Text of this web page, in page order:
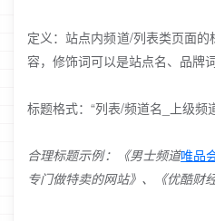
定义：站点内频道/列表类页面
容，修饰词可以是站点名、品牌
标题格式：“列表/频道名_上级频
合理标题示例：《男士频道唯品
专门做特卖的网站》、《优酷财